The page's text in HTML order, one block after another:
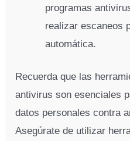
programas
realizar escaneos
automática.
Recuerda que las
antivirus son esenciales
datos personales contra
Asegúrate de utilizar